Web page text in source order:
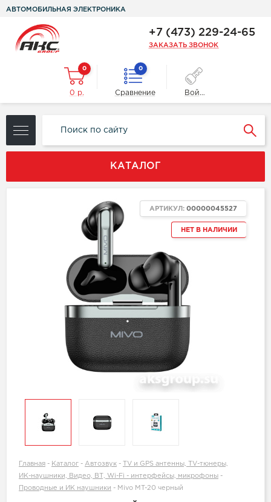
АВТОМОБИЛЬНАЯ ЭЛЕКТРОНИКА
+7 (473) 229-24-65
ЗАКАЗАТЬ ЗВОНОК
0
0 р.
0
Сравнение Войти
КАТАЛОГ
НЕТ В НАЛИЧИИ
АРТИКУЛ: 00000045527
Главная - Каталог - Автозвук -
TV и GPS антенны, TV-тюнеры,
ИК-наушники, Видео, ВТ, Wi-Fi - интерфейсы, микрофоны -
Проводные и ИК наушники - Mivo MT-20 черный